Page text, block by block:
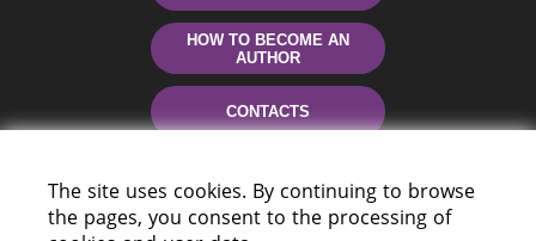
HOW TO BECOME AN
AUTHOR
CONTACTS
The site uses cookies. By continuing to browse
the pages, you consent to the processing of